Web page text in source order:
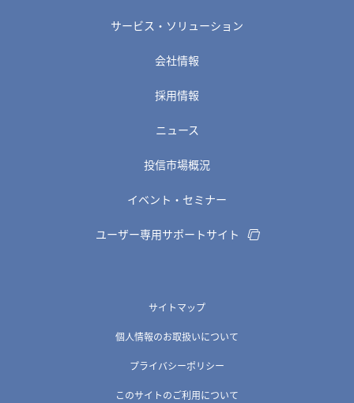
サービス・ソリューション
会社情報
採用情報
ニュース
投信市場概況
イベント・セミナー
ユーザー専用サポートサイト
サイトマップ
個人情報のお取扱いについて
プライバシーポリシー
このサイトのご利用について